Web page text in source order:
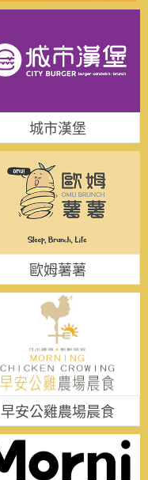
城市漢堡
歐姆薯薯
早安公雞農場晨食